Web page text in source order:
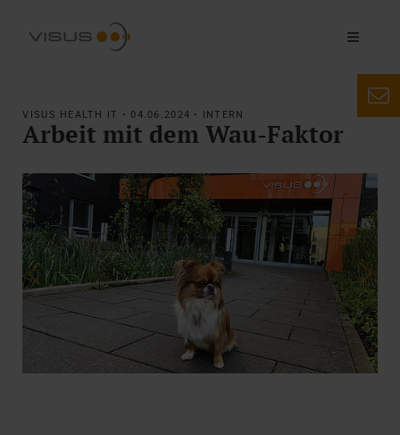
VISUS HEALTH IT • 04.06.2024 • INTERN
Arbeit mit dem Wau-Faktor